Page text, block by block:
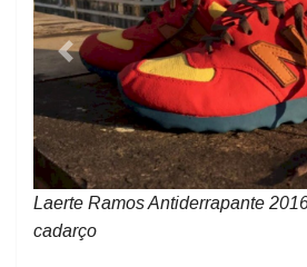
Laerte Ramos OMENATOMIC
molhada
Previous